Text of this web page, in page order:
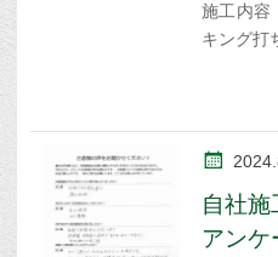
施工内容
キング打
自社
アンケ